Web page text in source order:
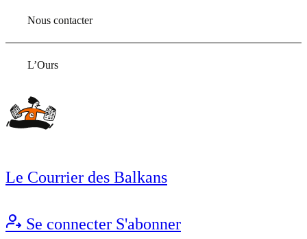
Nous contacter
L’Ours
Le Courrier des Balkans
Se connecter S'abonner